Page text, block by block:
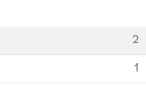
2
1